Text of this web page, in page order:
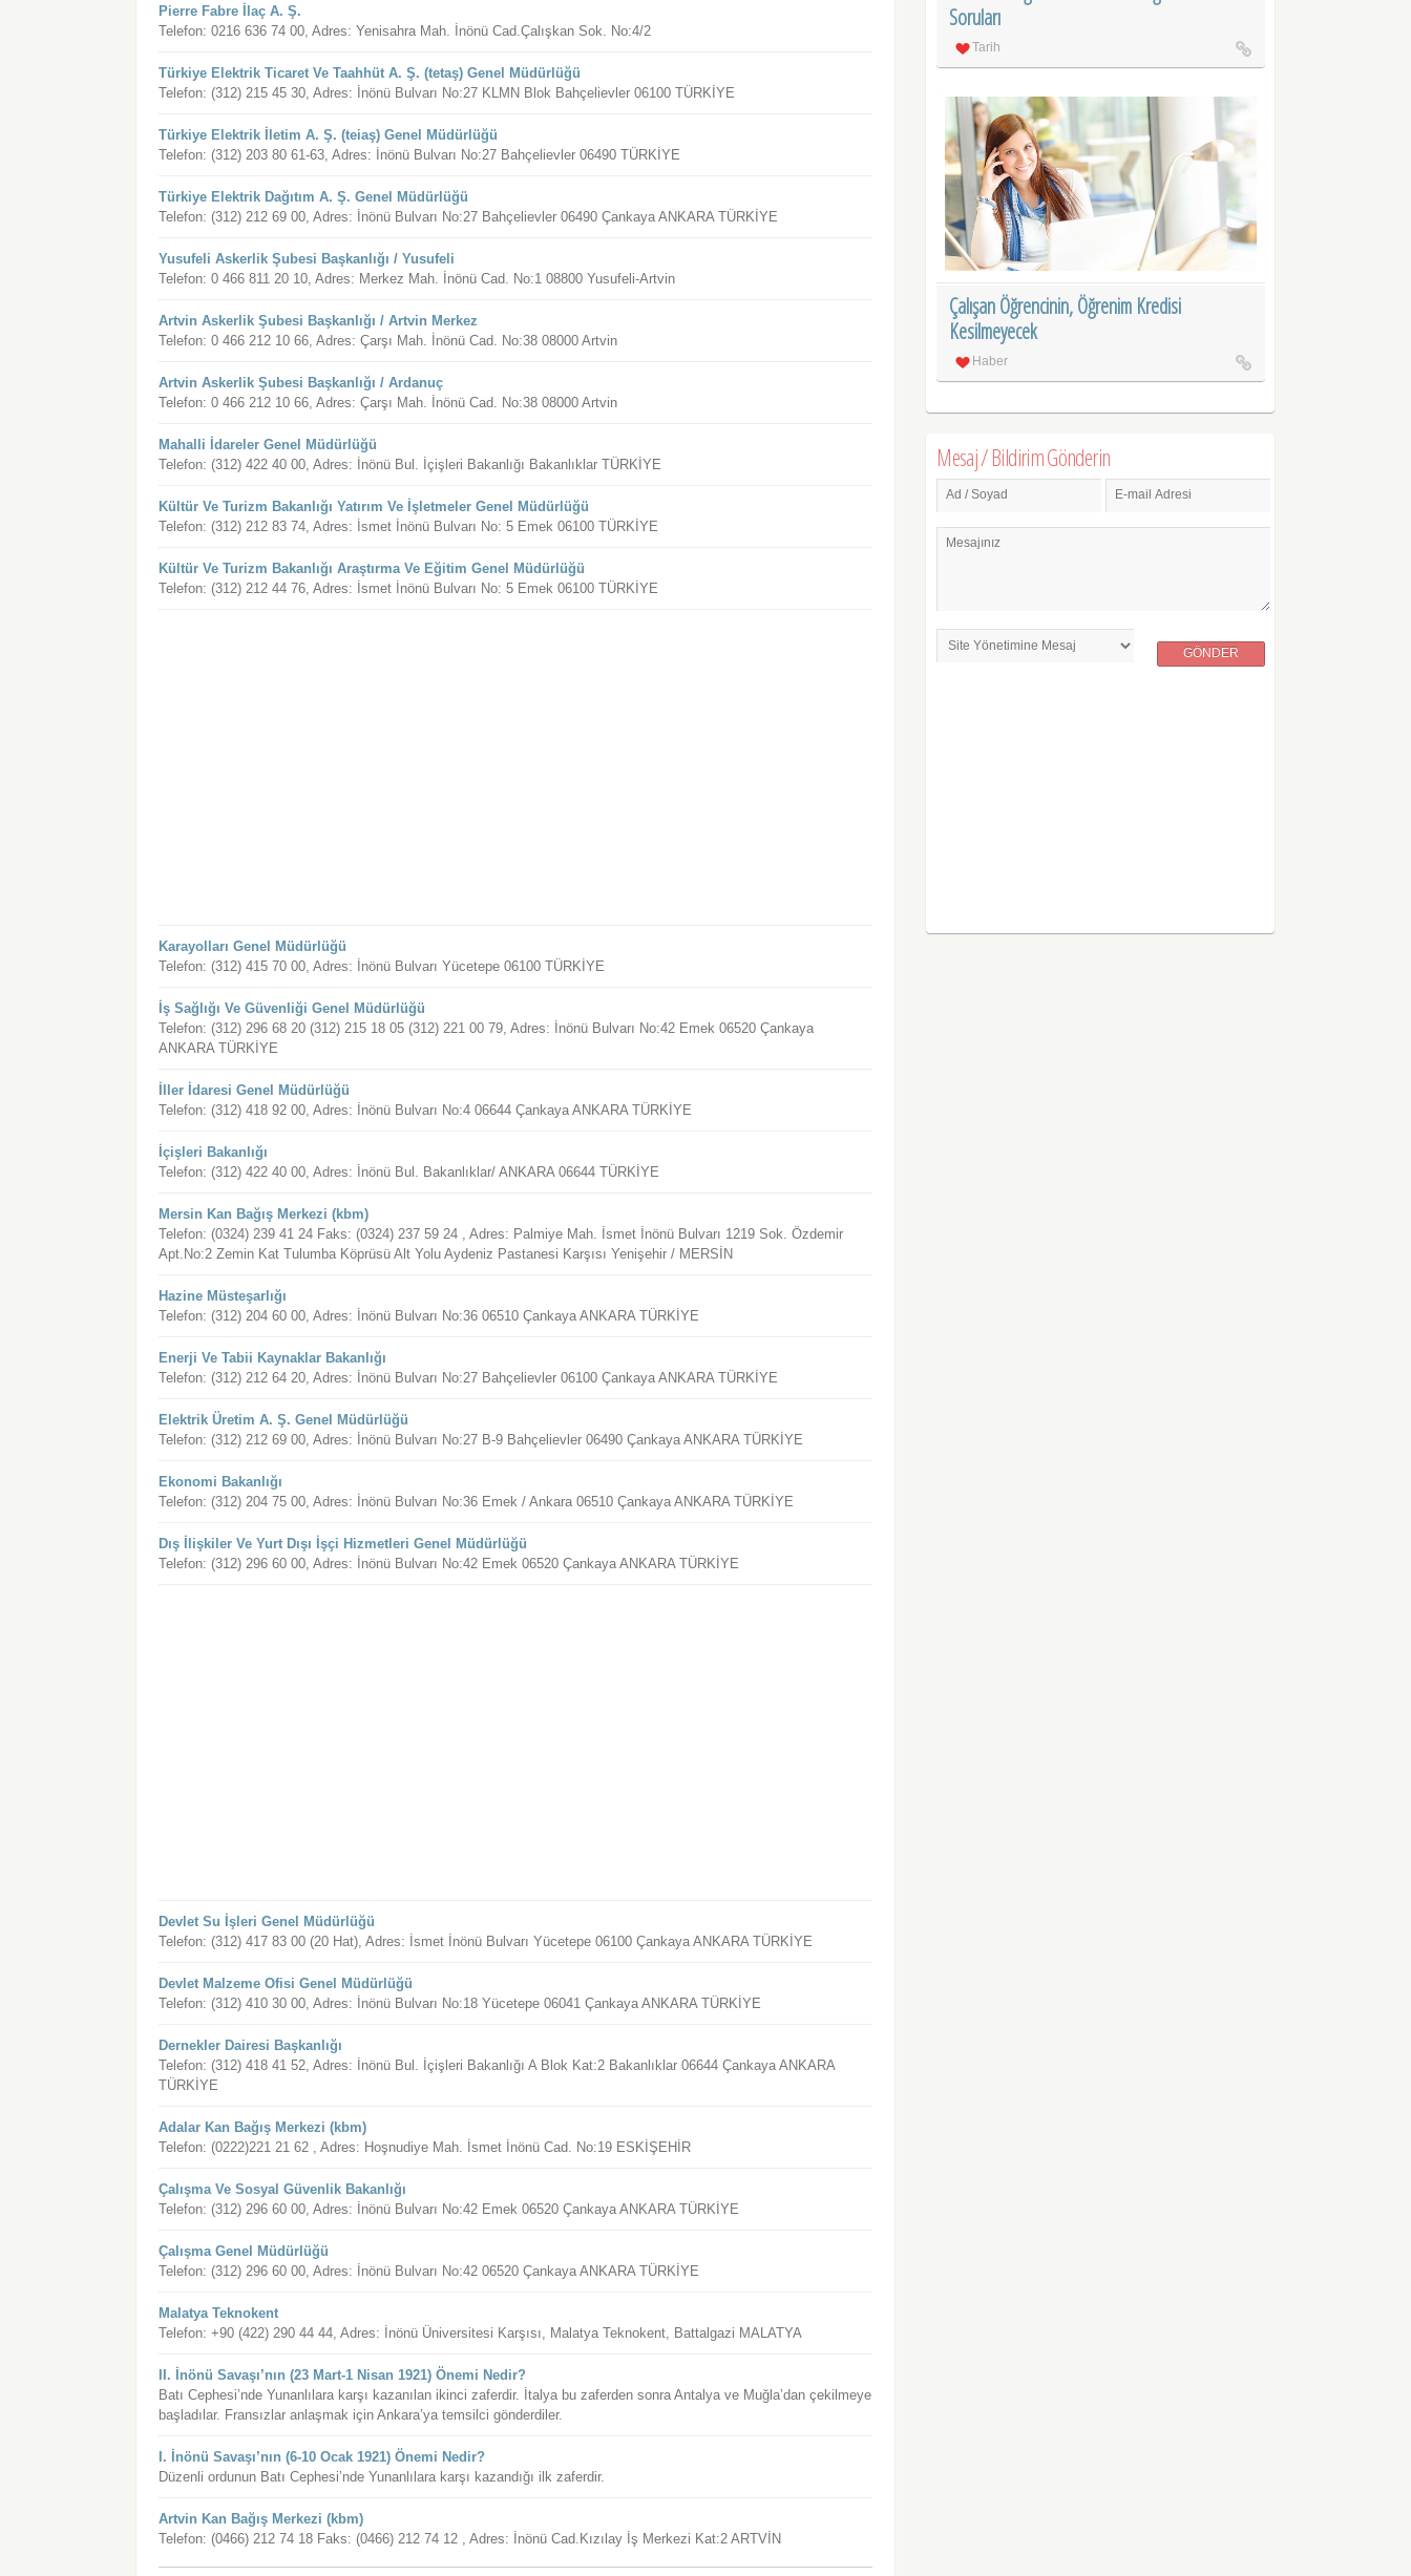
Pierre Fabre İlaç A. Ş.
Telefon: 0216 636 74 00, Adres: Yenisahra Mah. İnönü Cad.Çalışkan Sok. No:4/2
Türkiye Elektrik Ticaret Ve Taahhüt A. Ş. (tetaş) Genel Müdürlüğü
Telefon: (312) 215 45 30, Adres: İnönü Bulvarı No:27 KLMN Blok Bahçelievler 06100 TÜRKİYE
Türkiye Elektrik İletim A. Ş. (teiaş) Genel Müdürlüğü
Telefon: (312) 203 80 61-63, Adres: İnönü Bulvarı No:27 Bahçelievler 06490 TÜRKİYE
Türkiye Elektrik Dağıtım A. Ş. Genel Müdürlüğü
Telefon: (312) 212 69 00, Adres: İnönü Bulvarı No:27 Bahçelievler 06490 Çankaya ANKARA TÜRKİYE
Yusufeli Askerlik Şubesi Başkanlığı / Yusufeli
Telefon: 0 466 811 20 10, Adres: Merkez Mah. İnönü Cad. No:1 08800 Yusufeli-Artvin
Artvin Askerlik Şubesi Başkanlığı / Artvin Merkez
Telefon: 0 466 212 10 66, Adres: Çarşı Mah. İnönü Cad. No:38 08000 Artvin
Artvin Askerlik Şubesi Başkanlığı / Ardanuç
Telefon: 0 466 212 10 66, Adres: Çarşı Mah. İnönü Cad. No:38 08000 Artvin
Mahalli İdareler Genel Müdürlüğü
Telefon: (312) 422 40 00, Adres: İnönü Bul. İçişleri Bakanlığı Bakanlıklar TÜRKİYE
Kültür Ve Turizm Bakanlığı Yatırım Ve İşletmeler Genel Müdürlüğü
Telefon: (312) 212 83 74, Adres: İsmet İnönü Bulvarı No: 5 Emek 06100 TÜRKİYE
Kültür Ve Turizm Bakanlığı Araştırma Ve Eğitim Genel Müdürlüğü
Telefon: (312) 212 44 76, Adres: İsmet İnönü Bulvarı No: 5 Emek 06100 TÜRKİYE
Karayolları Genel Müdürlüğü
Telefon: (312) 415 70 00, Adres: İnönü Bulvarı Yücetepe 06100 TÜRKİYE
İş Sağlığı Ve Güvenliği Genel Müdürlüğü
Telefon: (312) 296 68 20 (312) 215 18 05 (312) 221 00 79, Adres: İnönü Bulvarı No:42 Emek 06520 Çankaya
ANKARA TÜRKİYE
İller İdaresi Genel Müdürlüğü
Telefon: (312) 418 92 00, Adres: İnönü Bulvarı No:4 06644 Çankaya ANKARA TÜRKİYE
İçişleri Bakanlığı
Telefon: (312) 422 40 00, Adres: İnönü Bul. Bakanlıklar/ ANKARA 06644 TÜRKİYE
Mersin Kan Bağış Merkezi (kbm)
Telefon: (0324) 239 41 24 Faks: (0324) 237 59 24 , Adres: Palmiye Mah. İsmet İnönü Bulvarı 1219 Sok. Özdemir
Apt.No:2 Zemin Kat Tulumba Köprüsü Alt Yolu Aydeniz Pastanesi Karşısı Yenişehir / MERSİN
Hazine Müsteşarlığı
Telefon: (312) 204 60 00, Adres: İnönü Bulvarı No:36 06510 Çankaya ANKARA TÜRKİYE
Enerji Ve Tabii Kaynaklar Bakanlığı
Telefon: (312) 212 64 20, Adres: İnönü Bulvarı No:27 Bahçelievler 06100 Çankaya ANKARA TÜRKİYE
Elektrik Üretim A. Ş. Genel Müdürlüğü
Telefon: (312) 212 69 00, Adres: İnönü Bulvarı No:27 B-9 Bahçelievler 06490 Çankaya ANKARA TÜRKİYE
Ekonomi Bakanlığı
Telefon: (312) 204 75 00, Adres: İnönü Bulvarı No:36 Emek / Ankara 06510 Çankaya ANKARA TÜRKİYE
Dış İlişkiler Ve Yurt Dışı İşçi Hizmetleri Genel Müdürlüğü
Telefon: (312) 296 60 00, Adres: İnönü Bulvarı No:42 Emek 06520 Çankaya ANKARA TÜRKİYE
Devlet Su İşleri Genel Müdürlüğü
Telefon: (312) 417 83 00 (20 Hat), Adres: İsmet İnönü Bulvarı Yücetepe 06100 Çankaya ANKARA TÜRKİYE
Devlet Malzeme Ofisi Genel Müdürlüğü
Telefon: (312) 410 30 00, Adres: İnönü Bulvarı No:18 Yücetepe 06041 Çankaya ANKARA TÜRKİYE
Dernekler Dairesi Başkanlığı
Telefon: (312) 418 41 52, Adres: İnönü Bul. İçişleri Bakanlığı A Blok Kat:2 Bakanlıklar 06644 Çankaya ANKARA
TÜRKİYE
Adalar Kan Bağış Merkezi (kbm)
Telefon: (0222)221 21 62 , Adres: Hoşnudiye Mah. İsmet İnönü Cad. No:19 ESKİŞEHİR
Çalışma Ve Sosyal Güvenlik Bakanlığı
Telefon: (312) 296 60 00, Adres: İnönü Bulvarı No:42 Emek 06520 Çankaya ANKARA TÜRKİYE
Çalışma Genel Müdürlüğü
Telefon: (312) 296 60 00, Adres: İnönü Bulvarı No:42 06520 Çankaya ANKARA TÜRKİYE
Malatya Teknokent
Telefon: +90 (422) 290 44 44, Adres: İnönü Üniversitesi Karşısı, Malatya Teknokent, Battalgazi MALATYA
II. İnönü Savaşı’nın (23 Mart-1 Nisan 1921) Önemi Nedir?
Batı Cephesi’nde Yunanlılara karşı kazanılan ikinci zaferdir. İtalya bu zaferden sonra Antalya ve Muğla’dan çekilmeye
başladılar. Fransızlar anlaşmak için Ankara’ya temsilci gönderdiler.
I. İnönü Savaşı’nın (6-10 Ocak 1921) Önemi Nedir?
Düzenli ordunun Batı Cephesi’nde Yunanlılara karşı kazandığı ilk zaferdir.
Artvin Kan Bağış Merkezi (kbm)
Telefon: (0466) 212 74 18 Faks: (0466) 212 74 12 , Adres: İnönü Cad.Kızılay İş Merkezi Kat:2 ARTVİN
Soruları
Tarih
Çalışan Öğrencinin, Öğrenim Kredisi
Kesilmeyecek
Haber
Mesaj / Bildirim Gönderin
Ad / Soyad E-mail Adresi
Mesajınız
GÖNDER